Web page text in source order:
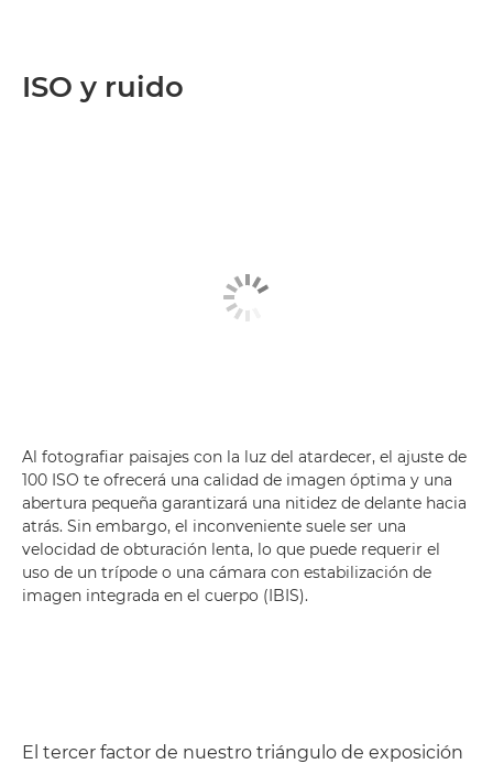
ISO y ruido
Al fotografiar paisajes con la luz del atardecer, el ajuste de
100 ISO te ofrecerá una calidad de imagen óptima y una
abertura pequeña garantizará una nitidez de delante hacia
atrás. Sin embargo, el inconveniente suele ser una
velocidad de obturación lenta, lo que puede requerir el
uso de un trípode o una cámara con estabilización de
imagen integrada en el cuerpo (IBIS).
El tercer factor de nuestro triángulo de exposición